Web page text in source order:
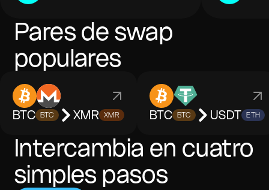
Pares de swap
populares
BTC BTC XMR XMR BTC BTC USDT ETH
Intercambia en cuatro
simples pasos